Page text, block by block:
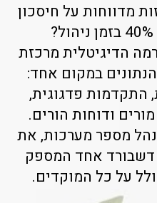
מדווחות על חיסכון
של 40% בזמן ניהול?
הדיגיטלית מרכזת
במקום אחד:
התקדמות פדגוגית,
ודוחות הורים.
מספר מערכות, את
אחד המספק
על כל המוקדים.